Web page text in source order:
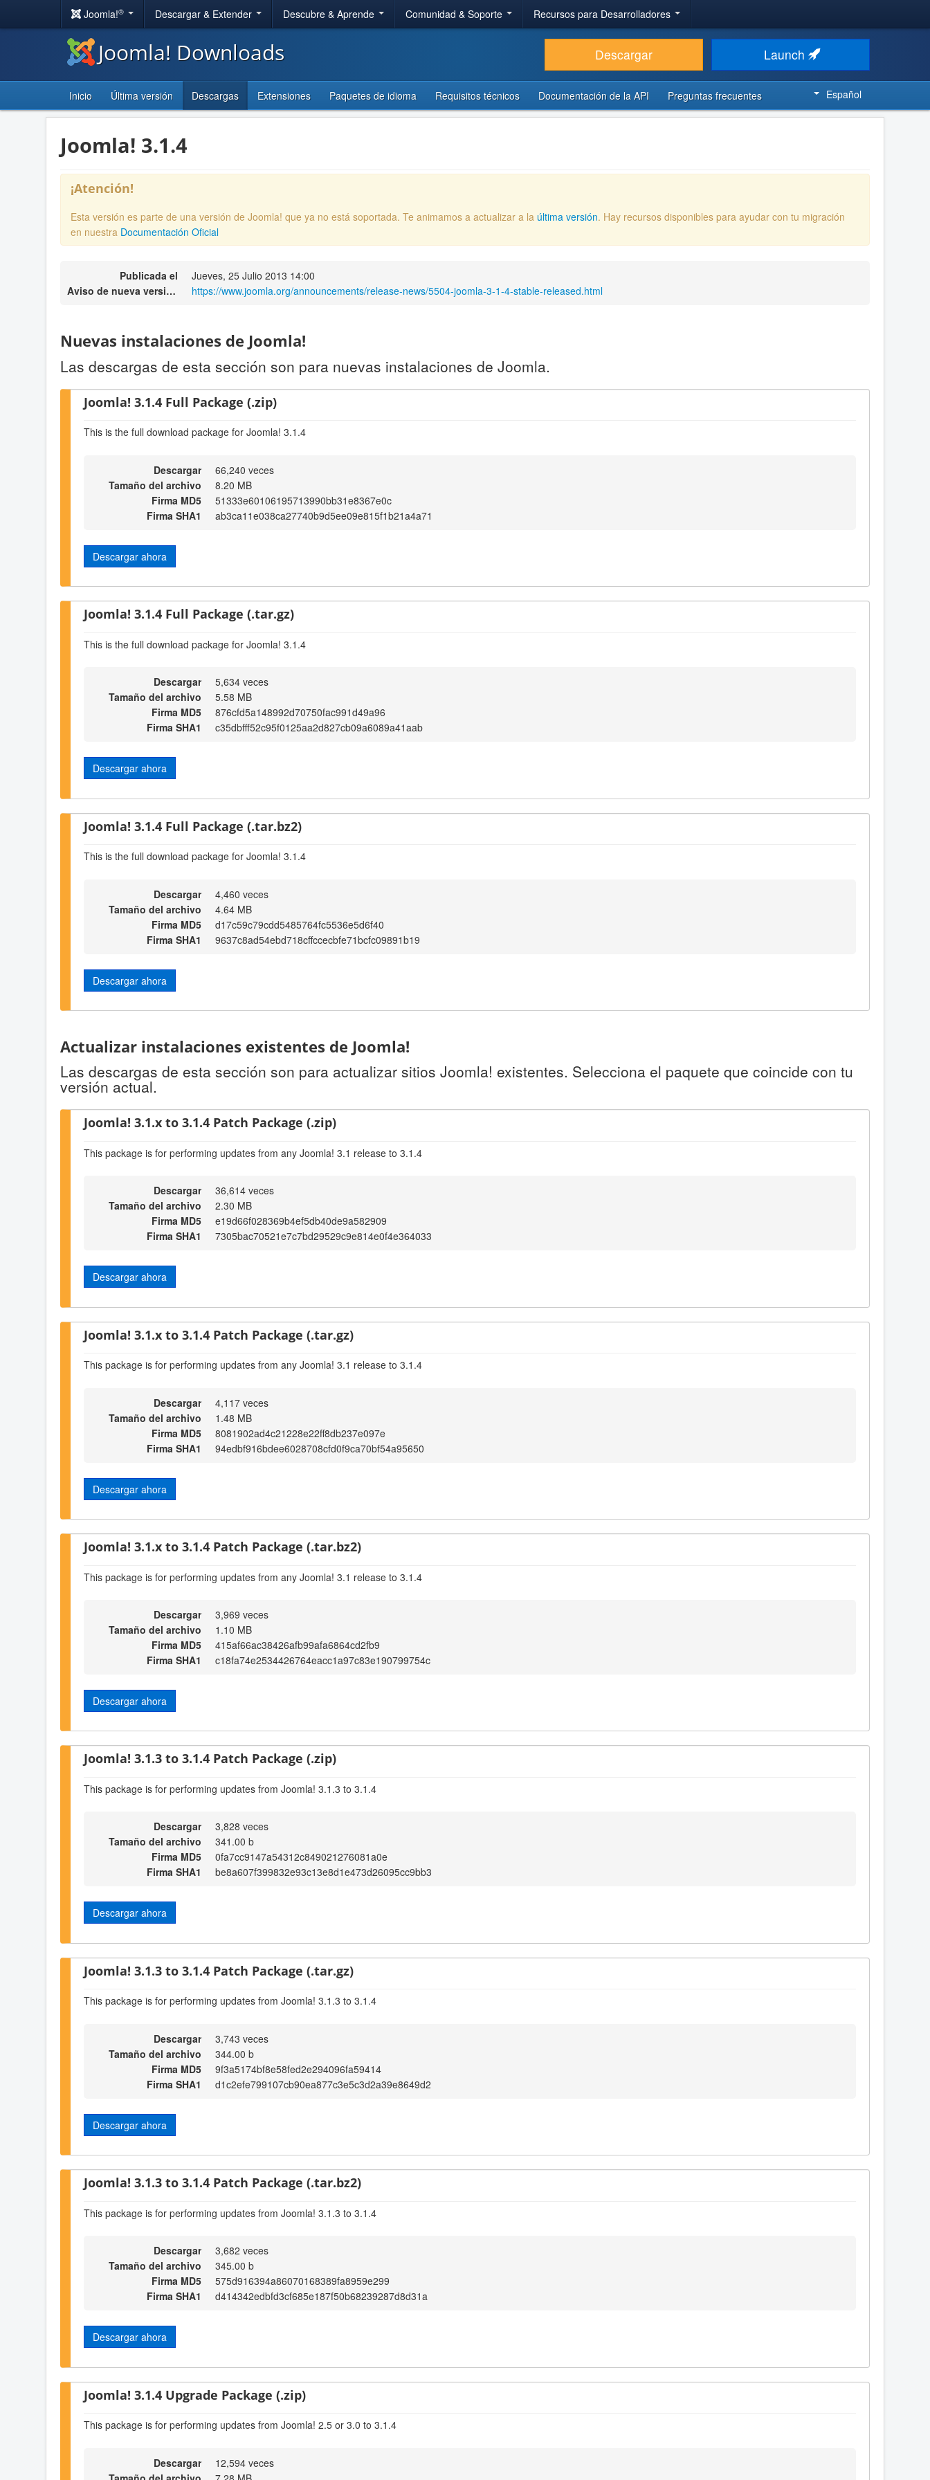
Joomla!® Descargar & Extender Descubre & Aprende Comunidad & Soporte Recursos para Desarrolladores
Joomla! Downloads Descargar Launch
Inicio Última versión Descargas Extensiones Paquetes de idioma Requisitos técnicos Documentación de la API Preguntas frecuentes Español
Joomla! 3.1.4
¡Atención!
Esta versión es parte de una versión de Joomla! que ya no está soportada. Te animamos a actualizar a la última versión. Hay recursos disponibles para ayudar con tu migración
en nuestra Documentación Oficial
Publicada el
Jueves, 25 Julio 2013 14:00
Aviso de nueva versión
https://www.joomla.org/announcements/release-news/5504-joomla-3-1-4-stable-released.html
Nuevas instalaciones de Joomla!
Las descargas de esta sección son para nuevas instalaciones de Joomla.
Joomla! 3.1.4 Full Package (.zip)
This is the full download package for Joomla! 3.1.4
Descargar
66,240 veces
Tamaño del archivo
8.20 MB
Firma MD5
51333e60106195713990bb31e8367e0c
Firma SHA1
ab3ca11e038ca27740b9d5ee09e815f1b21a4a71
Descargar ahora
Joomla! 3.1.4 Full Package (.tar.gz)
This is the full download package for Joomla! 3.1.4
Descargar
5,634 veces
Tamaño del archivo
5.58 MB
Firma MD5
876cfd5a148992d70750fac991d49a96
Firma SHA1
c35dbfff52c95f0125aa2d827cb09a6089a41aab
Descargar ahora
Joomla! 3.1.4 Full Package (.tar.bz2)
This is the full download package for Joomla! 3.1.4
Descargar
4,460 veces
Tamaño del archivo
4.64 MB
Firma MD5
d17c59c79cdd5485764fc5536e5d6f40
Firma SHA1
9637c8ad54ebd718cffccecbfe71bcfc09891b19
Descargar ahora
Actualizar instalaciones existentes de Joomla!
Las descargas de esta sección son para actualizar sitios Joomla! existentes. Selecciona el paquete que coincide con tu
versión actual.
Joomla! 3.1.x to 3.1.4 Patch Package (.zip)
This package is for performing updates from any Joomla! 3.1 release to 3.1.4
Descargar
36,614 veces
Tamaño del archivo
2.30 MB
Firma MD5
e19d66f028369b4ef5db40de9a582909
Firma SHA1
7305bac70521e7c7bd29529c9e814e0f4e364033
Descargar ahora
Joomla! 3.1.x to 3.1.4 Patch Package (.tar.gz)
This package is for performing updates from any Joomla! 3.1 release to 3.1.4
Descargar
4,117 veces
Tamaño del archivo
1.48 MB
Firma MD5
8081902ad4c21228e22ff8db237e097e
Firma SHA1
94edbf916bdee6028708cfd0f9ca70bf54a95650
Descargar ahora
Joomla! 3.1.x to 3.1.4 Patch Package (.tar.bz2)
This package is for performing updates from any Joomla! 3.1 release to 3.1.4
Descargar
3,969 veces
Tamaño del archivo
1.10 MB
Firma MD5
415af66ac38426afb99afa6864cd2fb9
Firma SHA1
c18fa74e2534426764eacc1a97c83e190799754c
Descargar ahora
Joomla! 3.1.3 to 3.1.4 Patch Package (.zip)
This package is for performing updates from Joomla! 3.1.3 to 3.1.4
Descargar
3,828 veces
Tamaño del archivo
341.00 b
Firma MD5
0fa7cc9147a54312c849021276081a0e
Firma SHA1
be8a607f399832e93c13e8d1e473d26095cc9bb3
Descargar ahora
Joomla! 3.1.3 to 3.1.4 Patch Package (.tar.gz)
This package is for performing updates from Joomla! 3.1.3 to 3.1.4
Descargar
3,743 veces
Tamaño del archivo
344.00 b
Firma MD5
9f3a5174bf8e58fed2e294096fa59414
Firma SHA1
d1c2efe799107cb90ea877c3e5c3d2a39e8649d2
Descargar ahora
Joomla! 3.1.3 to 3.1.4 Patch Package (.tar.bz2)
This package is for performing updates from Joomla! 3.1.3 to 3.1.4
Descargar
3,682 veces
Tamaño del archivo
345.00 b
Firma MD5
575d916394a86070168389fa8959e299
Firma SHA1
d414342edbfd3cf685e187f50b68239287d8d31a
Descargar ahora
Joomla! 3.1.4 Upgrade Package (.zip)
This package is for performing updates from Joomla! 2.5 or 3.0 to 3.1.4
Descargar
12,594 veces